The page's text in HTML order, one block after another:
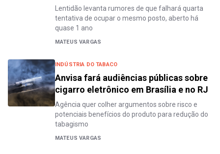
Lentidão levanta rumores de que falhará quarta
tentativa de ocupar o mesmo posto, aberto há
quase 1 ano
MATEUS VARGAS
INDÚSTRIA DO TABACO
Anvisa fará audiências públicas sobre
cigarro eletrônico em Brasília e no RJ
Agência quer colher argumentos sobre risco e
potenciais benefícios do produto para redução do
tabagismo
MATEUS VARGAS